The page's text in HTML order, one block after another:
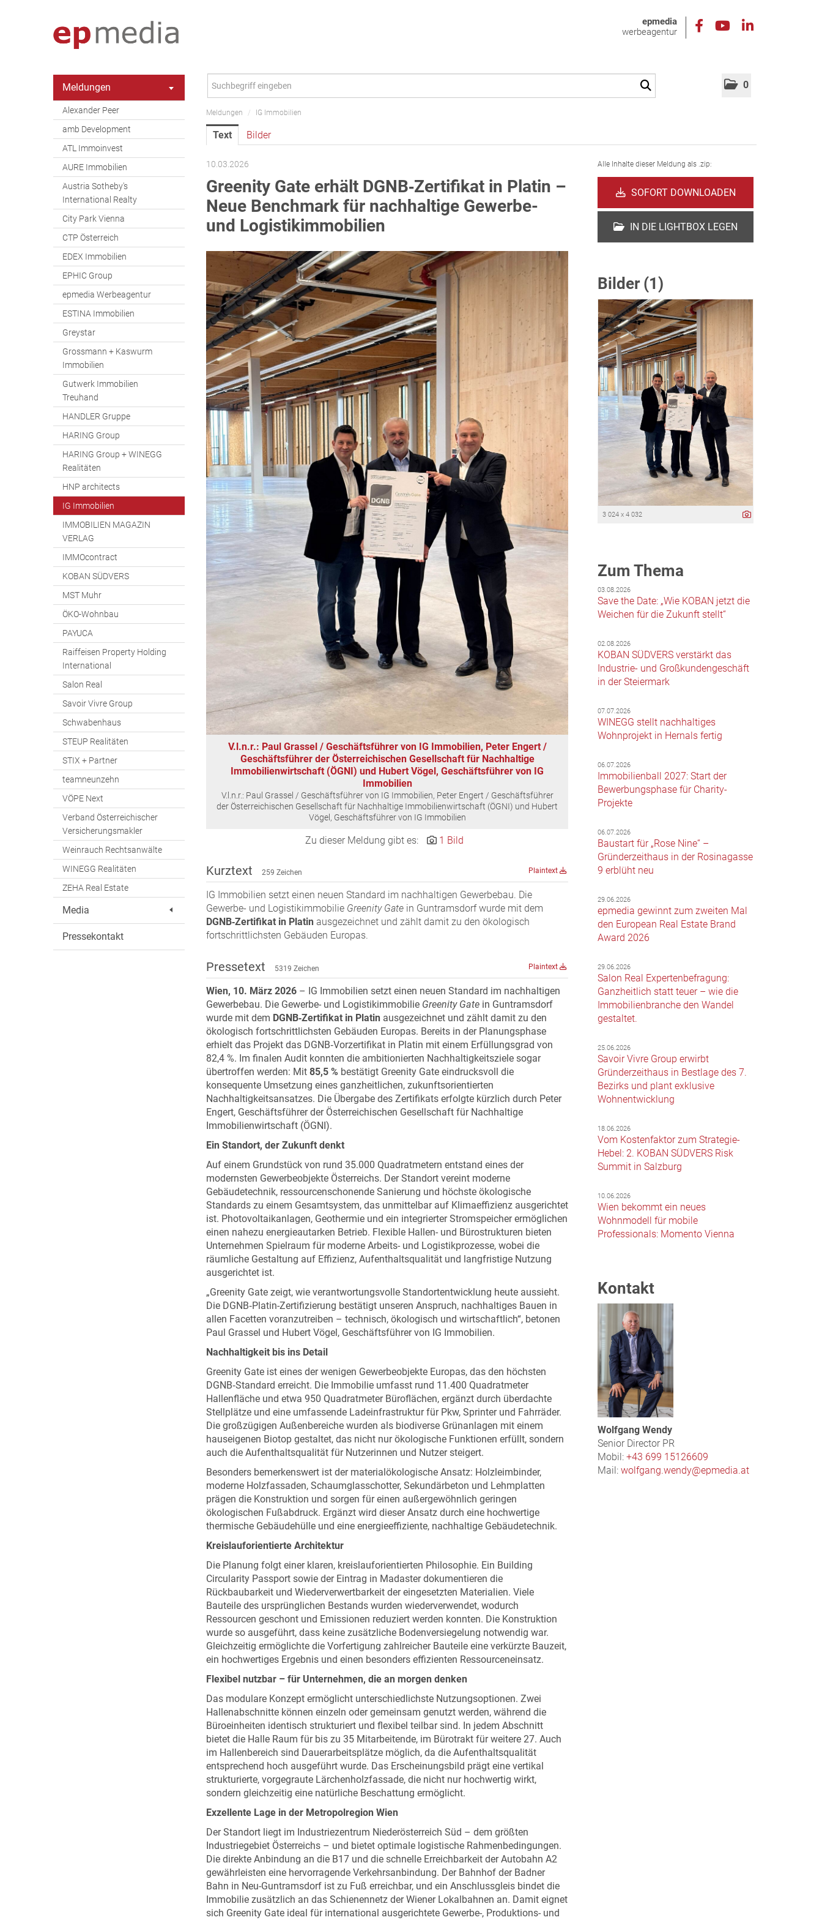
epmedia
werbeagentur
0
Meldungen
Alexander Peer
amb Development
ATL Immoinvest
AURE Immobilien
Austria Sotheby's
International Realty
City Park Vienna
CTP Österreich
EDEX Immobilien
EPHIC Group
epmedia Werbeagentur
ESTINA Immobilien
Greystar
Grossmann + Kaswurm
Immobilien
Gutwerk Immobilien
Treuhand
HANDLER Gruppe
HARING Group
HARING Group + WINEGG
Realitäten
HNP architects
IG Immobilien
IMMOBILIEN MAGAZIN
VERLAG
IMMOcontract
KOBAN SÜDVERS
MST Muhr
ÖKO-Wohnbau
PAYUCA
Raiffeisen Property Holding
International
Salon Real
Savoir Vivre Group
Schwabenhaus
STEUP Realitäten
STIX + Partner
teamneunzehn
VÖPE Next
Verband Österreichischer
Versicherungsmakler
Weinrauch Rechtsanwälte
WINEGG Realitäten
ZEHA Real Estate
Media
Pressekontakt
Meldungen / IG Immobilien
Text Bilder
10.03.2026
Greenity Gate erhält DGNB‑Zertifikat in Platin –
Neue Benchmark für nachhaltige Gewerbe-
und Logistikimmobilien
V.l.n.r.: Paul Grassel / Geschäftsführer von IG Immobilien, Peter Engert /
Geschäftsführer der Österreichischen Gesellschaft für Nachhaltige
Immobilienwirtschaft (ÖGNI) und Hubert Vögel, Geschäftsführer von IG
Immobilien
V.l.n.r.: Paul Grassel / Geschäftsführer von IG Immobilien, Peter Engert / Geschäftsführer
der Österreichischen Gesellschaft für Nachhaltige Immobilienwirtschaft (ÖGNI) und Hubert
Vögel, Geschäftsführer von IG Immobilien
Zu dieser Meldung gibt es: 1 Bild
Kurztext 259 Zeichen Plaintext
IG Immobilien setzt einen neuen Standard im nachhaltigen Gewerbebau. Die
Gewerbe- und Logistikimmobilie Greenity Gate in Guntramsdorf wurde mit dem
DGNB‑Zertifikat in Platin ausgezeichnet und zählt damit zu den ökologisch
fortschrittlichsten Gebäuden Europas.
Pressetext 5319 Zeichen Plaintext
Wien, 10. März 2026 – IG Immobilien setzt einen neuen Standard im nachhaltigen
Gewerbebau. Die Gewerbe- und Logistikimmobilie Greenity Gate in Guntramsdorf
wurde mit dem DGNB‑Zertifikat in Platin ausgezeichnet und zählt damit zu den
ökologisch fortschrittlichsten Gebäuden Europas. Bereits in der Planungsphase
erhielt das Projekt das DGNB‑Vorzertifikat in Platin mit einem Erfüllungsgrad von
82,4 %. Im finalen Audit konnten die ambitionierten Nachhaltigkeitsziele sogar
übertroffen werden: Mit 85,5 % bestätigt Greenity Gate eindrucksvoll die
konsequente Umsetzung eines ganzheitlichen, zukunftsorientierten
Nachhaltigkeitsansatzes. Die Übergabe des Zertifikats erfolgte kürzlich durch Peter
Engert, Geschäftsführer der Österreichischen Gesellschaft für Nachhaltige
Immobilienwirtschaft (ÖGNI).
Ein Standort, der Zukunft denkt
Auf einem Grundstück von rund 35.000 Quadratmetern entstand eines der
modernsten Gewerbeobjekte Österreichs. Der Standort vereint moderne
Gebäudetechnik, ressourcenschonende Sanierung und höchste ökologische
Standards zu einem Gesamtsystem, das unmittelbar auf Klimaeffizienz ausgerichtet
ist. Photovoltaikanlagen, Geothermie und ein integrierter Stromspeicher ermöglichen
einen nahezu energieautarken Betrieb. Flexible Hallen- und Bürostrukturen bieten
Unternehmen Spielraum für moderne Arbeits- und Logistikprozesse, wobei die
räumliche Gestaltung auf Effizienz, Aufenthaltsqualität und langfristige Nutzung
ausgerichtet ist.
„Greenity Gate zeigt, wie verantwortungsvolle Standortentwicklung heute aussieht.
Die DGNB‑Platin-Zertifizierung bestätigt unseren Anspruch, nachhaltiges Bauen in
allen Facetten voranzutreiben – technisch, ökologisch und wirtschaftlich“, betonen
Paul Grassel und Hubert Vögel, Geschäftsführer von IG Immobilien.
Nachhaltigkeit bis ins Detail
Greenity Gate ist eines der wenigen Gewerbeobjekte Europas, das den höchsten
DGNB‑Standard erreicht. Die Immobilie umfasst rund 11.400 Quadratmeter
Hallenfläche und etwa 950 Quadratmeter Büroflächen, ergänzt durch überdachte
Stellplätze und eine umfassende Ladeinfrastruktur für Pkw, Sprinter und Fahrräder.
Die großzügigen Außenbereiche wurden als biodiverse Grünanlagen mit einem
hauseigenen Biotop gestaltet, das nicht nur ökologische Funktionen erfüllt, sondern
auch die Aufenthaltsqualität für Nutzerinnen und Nutzer steigert.
Besonders bemerkenswert ist der materialökologische Ansatz: Holzleimbinder,
moderne Holzfassaden, Schaumglasschotter, Sekundärbeton und Lehmplatten
prägen die Konstruktion und sorgen für einen außergewöhnlich geringen
ökologischen Fußabdruck. Ergänzt wird dieser Ansatz durch eine hochwertige
thermische Gebäudehülle und eine energieeffiziente, nachhaltige Gebäudetechnik.
Kreislauforientierte Architektur
Die Planung folgt einer klaren, kreislauforientierten Philosophie. Ein Building
Circularity Passport sowie der Eintrag in Madaster dokumentieren die
Rückbaubarkeit und Wiederverwertbarkeit der eingesetzten Materialien. Viele
Bauteile des ursprünglichen Bestands wurden wiederverwendet, wodurch
Ressourcen geschont und Emissionen reduziert werden konnten. Die Konstruktion
wurde so ausgeführt, dass keine zusätzliche Bodenversiegelung notwendig war.
Gleichzeitig ermöglichte die Vorfertigung zahlreicher Bauteile eine verkürzte Bauzeit,
ein hochwertiges Ergebnis und einen besonders effizienten Ressourceneinsatz.
Flexibel nutzbar – für Unternehmen, die an morgen denken
Das modulare Konzept ermöglicht unterschiedlichste Nutzungsoptionen. Zwei
Hallenabschnitte können einzeln oder gemeinsam genutzt werden, während die
Büroeinheiten identisch strukturiert und flexibel teilbar sind. In jedem Abschnitt
bietet die Halle Raum für bis zu 35 Mitarbeitende, im Bürotrakt für weitere 27. Auch
im Hallenbereich sind Dauerarbeitsplätze möglich, da die Aufenthaltsqualität
entsprechend hoch ausgeführt wurde. Das Erscheinungsbild prägt eine vertikal
strukturierte, vorgegraute Lärchenholzfassade, die nicht nur hochwertig wirkt,
sondern gleichzeitig eine natürliche Beschattung ermöglicht.
Exzellente Lage in der Metropolregion Wien
Der Standort liegt im Industriezentrum Niederösterreich Süd – dem größten
Industriegebiet Österreichs – und bietet optimale logistische Rahmenbedingungen.
Die direkte Anbindung an die B17 und die schnelle Erreichbarkeit der Autobahn A2
gewährleisten eine hervorragende Verkehrsanbindung. Der Bahnhof der Badner
Bahn in Neu-Guntramsdorf ist zu Fuß erreichbar, und ein Anschlussgleis bindet die
Immobilie zusätzlich an das Schienennetz der Wiener Lokalbahnen an. Damit eignet
sich Greenity Gate ideal für international ausgerichtete Gewerbe-, Produktions- und
Alle Inhalte dieser Meldung als .zip:
SOFORT DOWNLOADEN
IN DIE LIGHTBOX LEGEN
Bilder (1)
3 024 x 4 032
Zum Thema
03.08.2026
Save the Date: „Wie KOBAN jetzt die
Weichen für die Zukunft stellt“
02.08.2026
KOBAN SÜDVERS verstärkt das
Industrie- und Großkundengeschäft
in der Steiermark
07.07.2026
WINEGG stellt nachhaltiges
Wohnprojekt in Hernals fertig
06.07.2026
Immobilienball 2027: Start der
Bewerbungsphase für Charity-
Projekte
06.07.2026
Baustart für „Rose Nine“ –
Gründerzeithaus in der Rosinagasse
9 erblüht neu
29.06.2026
epmedia gewinnt zum zweiten Mal
den European Real Estate Brand
Award 2026
29.06.2026
Salon Real Expertenbefragung:
Ganzheitlich statt teuer – wie die
Immobilienbranche den Wandel
gestaltet.
25.06.2026
Savoir Vivre Group erwirbt
Gründerzeithaus in Bestlage des 7.
Bezirks und plant exklusive
Wohnentwicklung
18.06.2026
Vom Kostenfaktor zum Strategie-
Hebel: 2. KOBAN SÜDVERS Risk
Summit in Salzburg
10.06.2026
Wien bekommt ein neues
Wohnmodell für mobile
Professionals: Momento Vienna
Kontakt
Wolfgang Wendy
Senior Director PR
Mobil:+43 699 15126609
Mail:wolfgang.wendy@epmedia.at